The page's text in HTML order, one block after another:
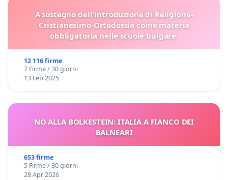
A sostegno dell'introduzione di Religione-
Cristianesimo-Ortodossia come materia
obbligatoria nelle scuole bulgare.
12 116 firme
7 Firme / 30 giorni
13 Feb 2025
NO ALLA BOLKESTEIN: ITALIA A FIANCO DEI
BALNEARI
653 firme
5 Firme / 30 giorni
28 Apr 2026